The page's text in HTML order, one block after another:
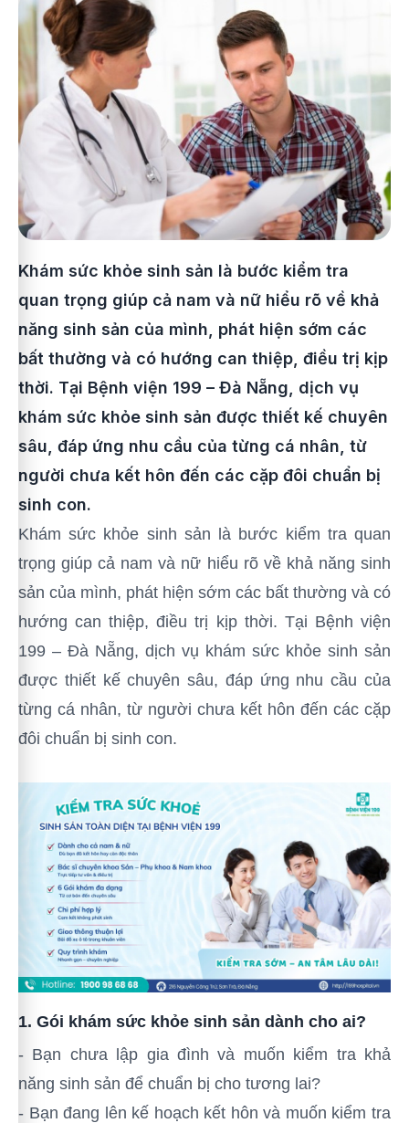
Khám sức khỏe sinh sản là bước kiểm tra
quan trọng giúp cả nam và nữ hiểu rõ về khả
năng sinh sản của mình, phát hiện sớm các
bất thường và có hướng can thiệp, điều trị kịp
thời. Tại Bệnh viện 199 – Đà Nẵng, dịch vụ
khám sức khỏe sinh sản được thiết kế chuyên
sâu, đáp ứng nhu cầu của từng cá nhân, từ
người chưa kết hôn đến các cặp đôi chuẩn bị
sinh con.
Khám sức khỏe sinh sản là bước kiểm tra quan
trọng giúp cả nam và nữ hiểu rõ về khả năng sinh
sản của mình, phát hiện sớm các bất thường và có
hướng can thiệp, điều trị kịp thời. Tại Bệnh viện
199 – Đà Nẵng, dịch vụ khám sức khỏe sinh sản
được thiết kế chuyên sâu, đáp ứng nhu cầu của
từng cá nhân, từ người chưa kết hôn đến các cặp
đôi chuẩn bị sinh con.
1. Gói khám sức khỏe sinh sản dành cho ai?
- Bạn chưa lập gia đình và muốn kiểm tra khả
năng sinh sản để chuẩn bị cho tương lai?
- Bạn đang lên kế hoạch kết hôn và muốn kiểm tra